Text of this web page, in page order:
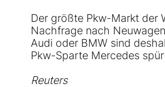
Der größte Pkw-Markt der
Nachfrage nach
Audi oder BMW sind
Pkw-Sparte Mercedes
Reuters